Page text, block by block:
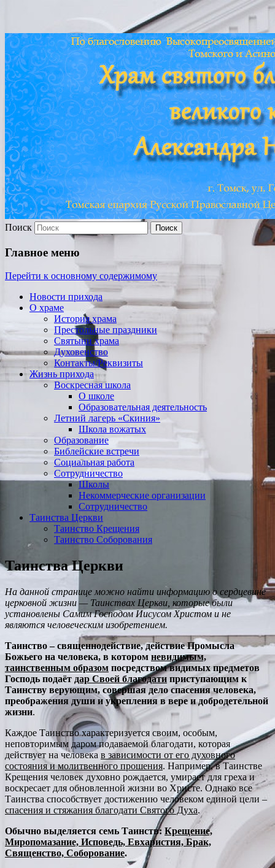
Храм св. Александра
Невского г. Томска
Поиск
Главное меню
Перейти к основному содержимому
Новости прихода
О храме
История храма
Престольные праздники
Святыни храма
Духовенство
Контакты/Реквизиты
Жизнь прихода
Воскресная школа
О школе
Образовательная деятельность
Летний лагерь «Скиния»
Школа вожатых
Образование
Библейские встречи
Социальная работа
Сотрудничество
Школы
Некоммерческие организации
Сотрудничество
Таинства Церкви
Таинство Крещения
Таинство Соборования
Таинства Церкви
На данной странице можно найти информацию о сердцевине
церковной жизни — Таинствах Церкви, которые были
установлены Самим Господом Иисусом Христом и не
являются человеческим изобретением.
Таинство – священнодействие, действие Промысла
Божьего на человека, в котором невидимым,
таинственным образом посредством видимых предметов
Господь подаёт дар Своей благодати приступающим к
Таинству верующим, совершая дело спасения человека,
преображения души и укрепления в вере и добродетельной
жизни.
Каждое Таинство характеризуется своим, особым,
неповторимым даром подаваемой благодати, которая
действует на человека в зависимости от его духовного
состояния и молитвенного прошения. Например, в Таинстве
Крещения человек духовно рождается, умирает для греха и
воскресает для обновленной жизни во Христе. Однако все
Таинства способствует достижению человеком единой цели –
спасения и стяжания благодати Святого Духа.
Обычно выделяется семь Таинств: Крещение,
Миропомазание, Исповедь, Евхаристия, Брак,
Священство, Соборование.